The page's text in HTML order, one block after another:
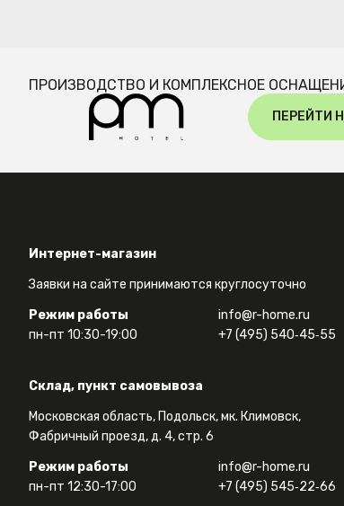
ПРОИЗВОДСТВО И КОМПЛЕКСНОЕ
ПЕРЕЙТИ
Интернет-магазин
Заявки на сайте принимаются круглосуточно
Режим работы
пн-пт 10:30-19:00
info@r-home.ru
+7 (495) 540‑45‑55
Склад, пункт самовывоза
Московская область, Подольск, мк. Климовск,
Фабричный проезд, д. 4, стр. 6
Режим работы
пн-пт 12:30-17:00
info@r-home.ru
+7 (495) 545‑22‑66